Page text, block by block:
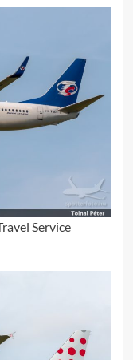
Service